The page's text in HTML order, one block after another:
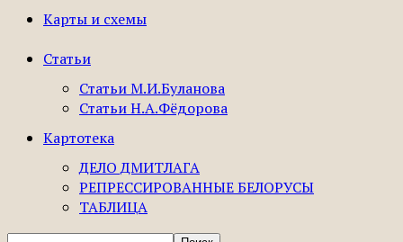
Карты и схемы
Статьи
Статьи М.И.Буланова
Статьи Н.А.Фёдорова
Картотека
ДЕЛО ДМИТЛАГА
РЕПРЕССИРОВАННЫЕ БЕЛОРУСЫ
ТАБЛИЦА